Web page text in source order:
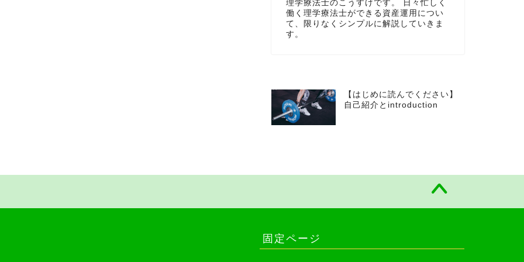
理学療法士のこうすけです。 日々忙しく
働く理学療法士ができる資産運用につい
て、限りなくシンプルに解説していきま
す。
【はじめに読んでください】
自己紹介とintroduction
固定ページ